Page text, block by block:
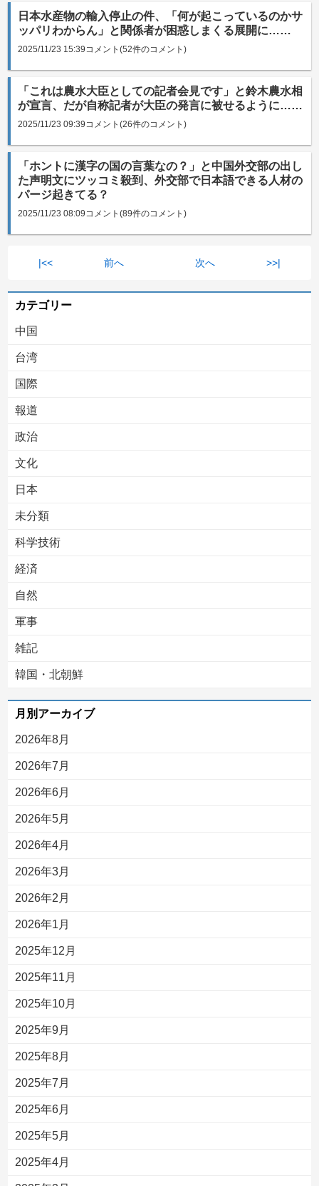
日本水産物の輸入停止の件、「何が起こっているのかサ
ッパリわからん」と関係者が困惑しまくる展開に……
2025/11/23 15:39コメント(52件のコメント)
「これは農水大臣としての記者会見です」と鈴木農水相
が宣言、だが自称記者が大臣の発言に被せるように……
2025/11/23 09:39コメント(26件のコメント)
「ホントに漢字の国の言葉なの？」と中国外交部の出し
た声明文にツッコミ殺到、外交部で日本語できる人材の
パージ起きてる？
2025/11/23 08:09コメント(89件のコメント)
|<< 前へ 次へ >>|
カテゴリー
中国
台湾
国際
報道
政治
文化
日本
未分類
科学技術
経済
自然
軍事
雑記
韓国・北朝鮮
月別アーカイブ
2026年8月
2026年7月
2026年6月
2026年5月
2026年4月
2026年3月
2026年2月
2026年1月
2025年12月
2025年11月
2025年10月
2025年9月
2025年8月
2025年7月
2025年6月
2025年5月
2025年4月